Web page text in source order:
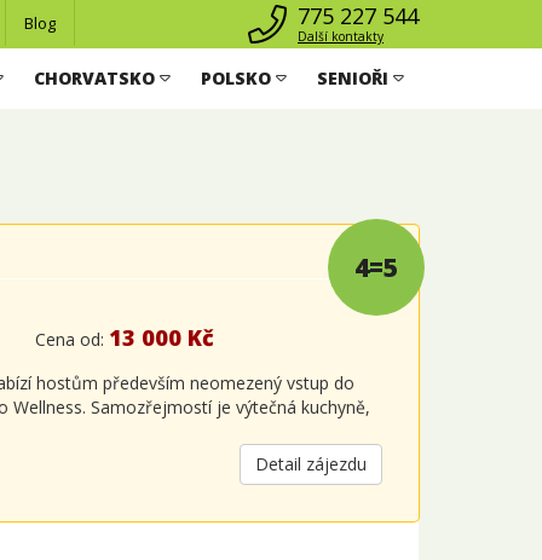
Blog 775 227 544
Další kontakty
CHORVATSKO POLSKO SENIOŘI
4=5
Cena od: 13 000 Kč
hostům především neomezený vstup do
Samozřejmostí je výtečná kuchyně,
Detail zájezdu